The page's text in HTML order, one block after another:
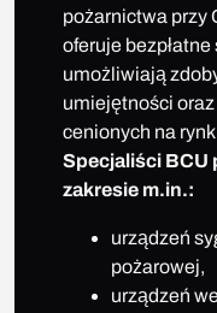
pożarnictwa przy
oferuje
umożliwiają
umiejętności
cenionych na
Specjaliści BCU
zakresie m.in.:
urządzeń
pożarowej,
urządzeń